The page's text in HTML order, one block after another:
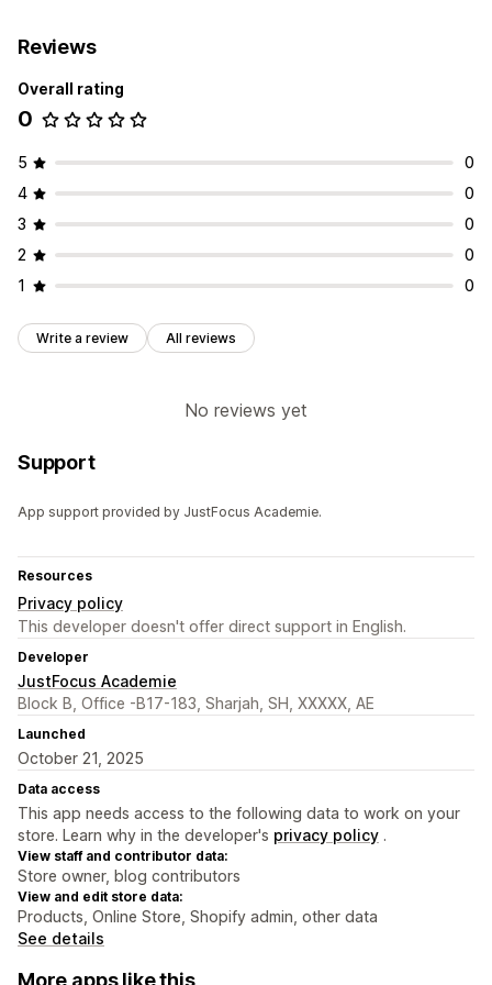
Bulk import
Large file support
Metafields Products
Reviews
Overall rating
0
5
0
4
0
3
0
2
0
1
0
Write a review All reviews
No reviews yet
Support
App support provided by JustFocus Academie.
Resources
Privacy policy
This developer doesn't offer direct support in English.
Developer
JustFocus Academie
Block B, Office -B17-183, Sharjah, SH, XXXXX, AE
Launched
October 21, 2025
Data access
This app needs access to the following data to work on your
store. Learn why in the developer's privacy policy .
View staff and contributor data:
Store owner, blog contributors
View and edit store data:
Products, Online Store, Shopify admin, other data
See details